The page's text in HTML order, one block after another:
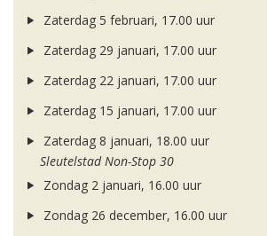
Zaterdag 5 februari, 17.00 uur
Zaterdag 29 januari, 17.00 uur
Zaterdag 22 januari, 17.00 uur
Zaterdag 15 januari, 17.00 uur
Zaterdag 8 januari, 18.00 uur
Sleutelstad Non-Stop 30
Zondag 2 januari, 16.00 uur
Zondag 26 december, 16.00 uur